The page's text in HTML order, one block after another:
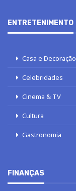
ENTRETENIMENTO
Casa e Decoração
Celebridades
Cinema & TV
Cultura
Gastronomia
FINANÇAS